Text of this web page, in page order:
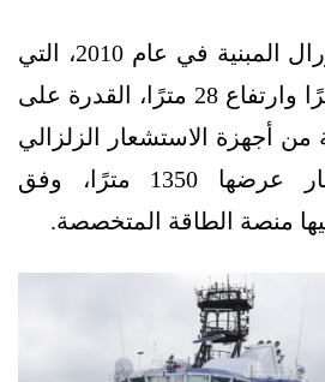
ولدى سفينة جيو كورال المبنية في عام 2010، التي
تمتد بطول 108.3 مترًا وارتفاع 28 مترًا، القدرة على
مع 14 رافعة من أجهزة الاستشعار الزلزالي
على مساحة انتشار عرضها 1350 مترًا، وفق
منصة الطاقة المتخصصة.